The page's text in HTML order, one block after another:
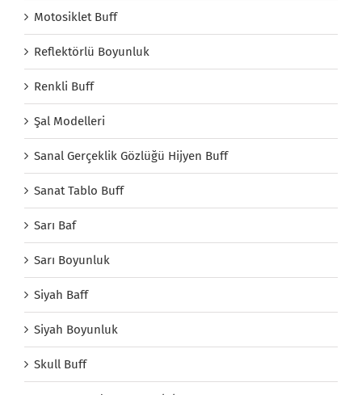
Motosiklet Buff
Reflektörlü Boyunluk
Renkli Buff
Şal Modelleri
Sanal Gerçeklik Gözlüğü Hijyen Buff
Sanat Tablo Buff
Sarı Baf
Sarı Boyunluk
Siyah Baff
Siyah Boyunluk
Skull Buff